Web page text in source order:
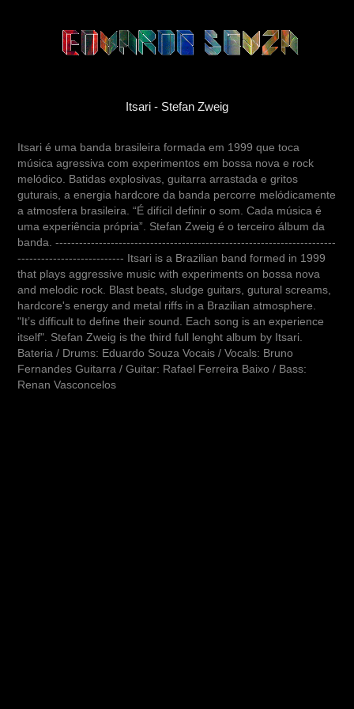
Itsari - Stefan Zweig
Itsari é uma banda brasileira formada em 1999 que toca
música agressiva com experimentos em bossa nova e rock
melódico. Batidas explosivas, guitarra arrastada e gritos
guturais, a energia hardcore da banda percorre melódicamente
a atmosfera brasileira. “É difícil definir o som. Cada música é
uma experiência própria”. Stefan Zweig é o terceiro álbum da
banda. -----------------------------------------------------------------------
--------------------------- Itsari is a Brazilian band formed in 1999
that plays aggressive music with experiments on bossa nova
and melodic rock. Blast beats, sludge guitars, gutural screams,
hardcore's energy and metal riffs in a Brazilian atmosphere.
"It’s difficult to define their sound. Each song is an experience
itself". Stefan Zweig is the third full lenght album by Itsari.
Bateria / Drums: Eduardo Souza Vocais / Vocals: Bruno
Fernandes Guitarra / Guitar: Rafael Ferreira Baixo / Bass:
Renan Vasconcelos